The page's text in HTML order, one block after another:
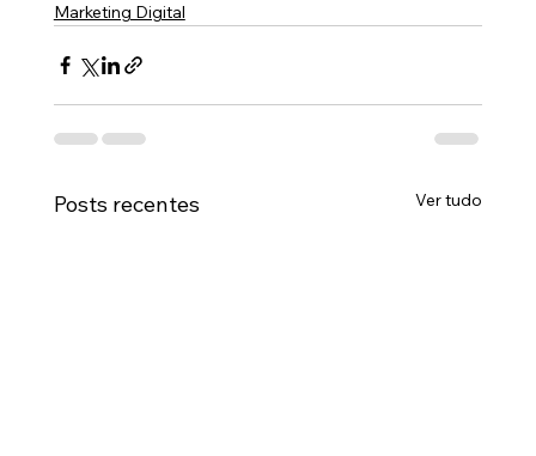
Marketing Digital
Posts recentes Ver tudo